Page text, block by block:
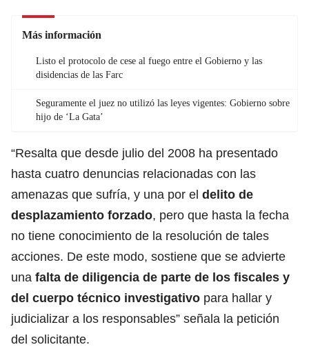
Más información
Listo el protocolo de cese al fuego entre el Gobierno y las
disidencias de las Farc
Seguramente el juez no utilizó las leyes vigentes: Gobierno sobre
hijo de ‘La Gata’
“Resalta que desde julio del 2008 ha presentado
hasta cuatro denuncias relacionadas con las
amenazas que sufría, y una por el delito de
desplazamiento forzado, pero que hasta la fecha
no tiene conocimiento de la resolución de tales
acciones. De este modo, sostiene que se advierte
una falta de diligencia de parte de los fiscales y
del cuerpo técnico investigativo para hallar y
judicializar a los responsables” señala la petición
del solicitante.